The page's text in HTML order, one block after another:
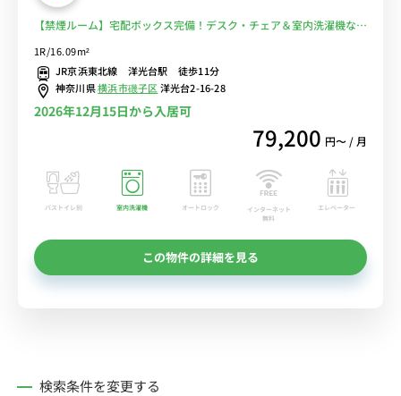
【禁煙ルーム】宅配ボックス完備！デスク・チェア＆室内洗濯機など
へ乗換なしでアクセス■選べるWi-Fi格安レンタル中！
1R/16.09m²
JR京浜東北線 洋光台駅 徒歩11分
神奈川県横浜市磯子区洋光台2-16-28
2026年12月15日から入居可
79,200 円〜 / 月
バストイレ別 室内洗濯機 オートロック
インターネット
無料
エレベーター
この物件の詳細を見る
検索条件を変更する